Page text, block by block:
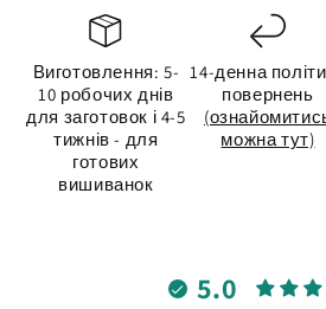
Виготовлення: 5-
10 робочих днів
для заготовок і 4-5
тижнів - для
готових
вишиванок
14-денна
повернень
можна тут)
5.0